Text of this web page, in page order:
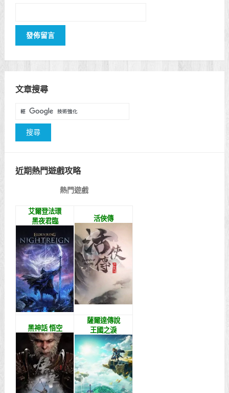
文章搜尋
近期熱門遊戲攻略
熱門遊戲
艾爾登法環
黑夜君臨
活俠傳
黑神話 悟空
薩爾達傳說
王國之淚